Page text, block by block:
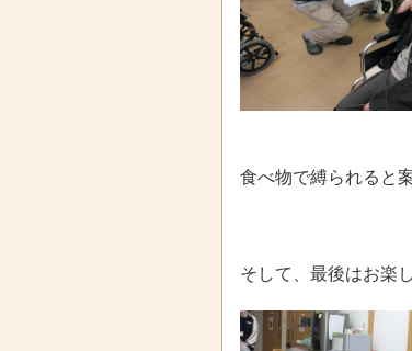
食べ物で縛られると
そして、最後はお楽